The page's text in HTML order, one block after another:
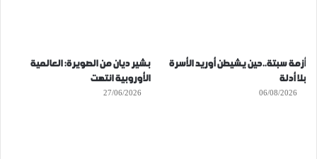
أزمة سبتة..حين يشيطن أوريد الأسرة
بلا أدلة
06/08/2026
بشير ديان من الصويرة: العالمية
الأوروبية انتهت
27/06/2026